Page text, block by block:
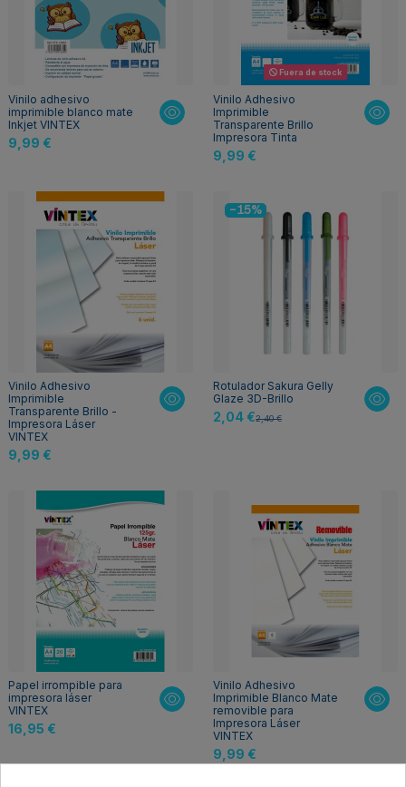
Vinilo adhesivo
imprimible blanco mate
Inkjet VINTEX
9,99 €
Fuera de stock
Vinilo Adhesivo
Imprimible
Transparente Brillo
Impresora Tinta
9,99 €
Vinilo Adhesivo
Imprimible
Transparente Brillo -
Impresora Láser
VINTEX
9,99 €
-15%
Rotulador Sakura Gelly
Glaze 3D-Brillo
2,04 €2,40 €
Papel irrompible para
impresora láser
VINTEX
16,95 €
Vinilo Adhesivo
Imprimible Blanco Mate
removible para
Impresora Láser
VINTEX
9,99 €